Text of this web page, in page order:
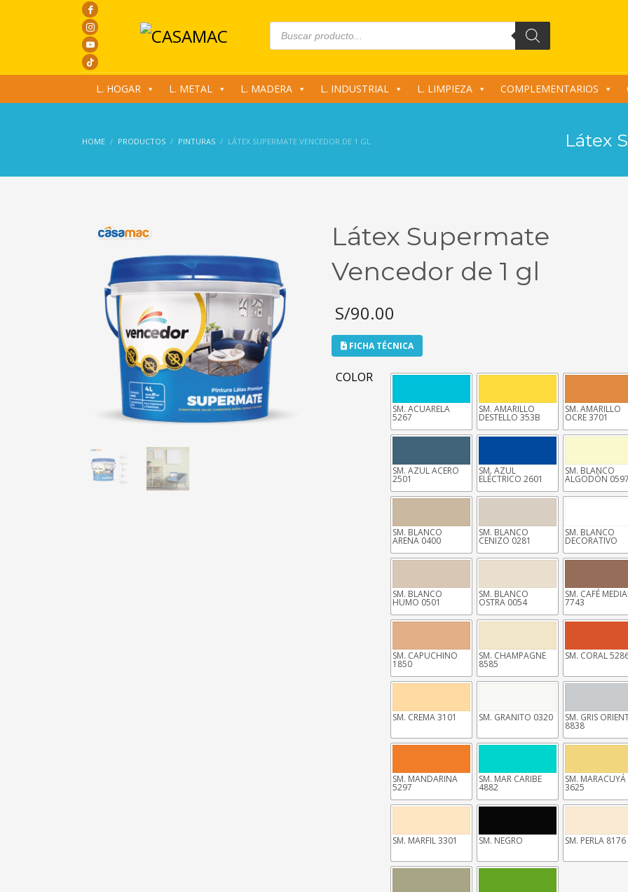
Products
search
L. HOGAR L. METAL L. MADERA L. INDUSTRIAL L. LIMPIEZA COMPLEMENTARIOS
HOME PRODUCTOS PINTURAS LÁTEX SUPERMATE VENCEDOR DE 1 GL Látex
Látex Supermate
Vencedor de 1 gl
S/90.00
FICHA TÉCNICA
COLOR
SM. ACUARELA
5267
SM. AMARILLO
DESTELLO 353B
SM. AMARILLO
OCRE 3701
SM. AZUL ACERO
2501
SM. AZUL
ELÉCTRICO 2601
SM. BLANCO
ALGODÓN
SM. BLANCO
ARENA 0400
SM. BLANCO
CENIZO 0281
SM. BLANCO
DECORATIVO
SM. BLANCO
HUMO 0501
SM. BLANCO
OSTRA 0054
SM. CAFÉ
7743
SM. CAPUCHINO
1850
SM. CHAMPAGNE
8585
SM. CORAL
SM. CREMA 3101 SM. GRANITO 0320 SM. GRIS
8838
SM. MANDARINA
5297
SM. MAR CARIBE
4882
SM. MARACUYÁ
3625
SM. MARFIL 3301 SM. NEGRO SM. PERLA 8176